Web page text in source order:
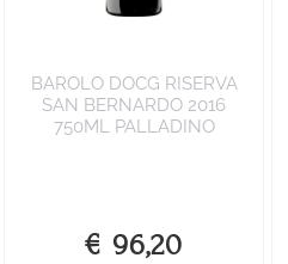
BAROLO DOCG RISERVA
SAN BERNARDO 2016
750ML PALLADINO
€ 96,20